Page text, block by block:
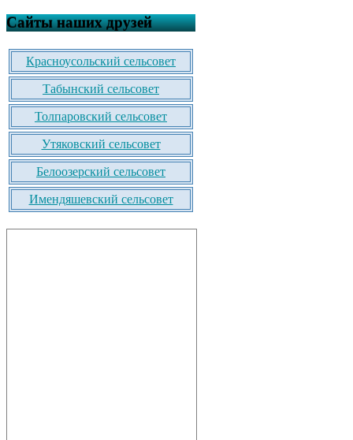
Сайты наших друзей
Красноусольский сельсовет
Табынский сельсовет
Толпаровский сельсовет
Утяковский сельсовет
Белоозерский сельсовет
Имендяшевский сельсовет